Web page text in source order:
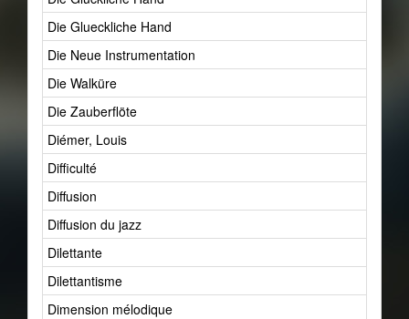
Die Glueckliche Hand
Die Neue Instrumentation
Die Walküre
Die Zauberflöte
Diémer, Louis
Difficulté
Diffusion
Diffusion du jazz
Dilettante
Dilettantisme
Dimension mélodique